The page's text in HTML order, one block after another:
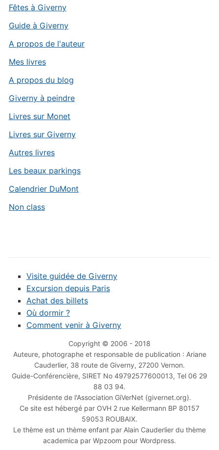
Fêtes à Giverny
Guide à Giverny
A propos de l'auteur
Mes livres
A propos du blog
Giverny à peindre
Livres sur Monet
Livres sur Giverny
Autres livres
Les beaux parkings
Calendrier DuMont
Non class
Visite guidée de Giverny
Excursion depuis Paris
Achat des billets
Où dormir ?
Comment venir à Giverny
Copyright © 2006 - 2018
Auteure, photographe et responsable de publication : Ariane
Cauderlier, 38 route de Giverny, 27200 Vernon.
Guide-Conférencière, SIRET No 49792577600013, Tel 06 29
88 03 94.
Présidente de l'Association GiVerNet (givernet.org).
Ce site est hébergé par OVH 2 rue Kellermann BP 80157
59053 ROUBAIX.
Le thème est un thème enfant par Alain Cauderlier du thème
academica par Wpzoom pour Wordpress.